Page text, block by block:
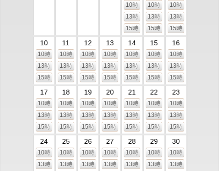
10時
13時
15時
10時
13時
15時
10時
13時
15時
10
10時
13時
15時
11
10時
13時
15時
12
10時
13時
15時
13
10時
13時
15時
14
10時
13時
15時
15
10時
13時
15時
16
10時
13時
15時
17
10時
13時
15時
18
10時
13時
15時
19
10時
13時
15時
20
10時
13時
15時
21
10時
13時
15時
22
10時
13時
15時
23
10時
13時
15時
24
10時
13時
25
10時
13時
26
10時
13時
27
10時
13時
28
10時
13時
29
10時
13時
30
10時
13時